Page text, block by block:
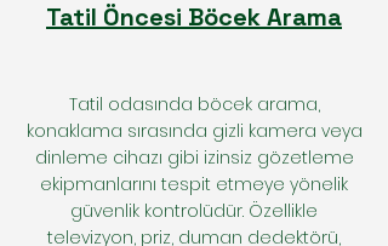
Tatil Öncesi Böcek Arama
Tatil odasında böcek arama,
konaklama sırasında gizli kamera veya
dinleme cihazı gibi izinsiz gözetleme
ekipmanlarını tespit etmeye yönelik
güvenlik kontrolüdür. Özellikle
televizyon, priz, duman dedektörü,